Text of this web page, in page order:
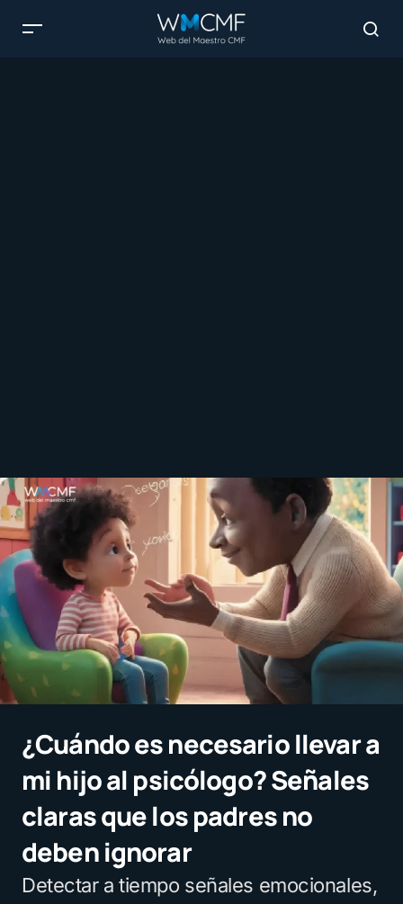
¿Cuándo es necesario llevar a
mi hijo al psicólogo? Señales
claras que los padres no
deben ignorar
Detectar a tiempo señales emocionales,